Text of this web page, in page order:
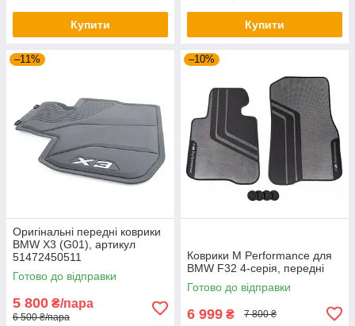
Купити Купити
–11%
Оригінальні передні коврики
BMW X3 (G01), артикул
51472450511
Готово до відправки
5 800 ₴/пара
6 500 ₴/пара
–10%
Коврики M Performance для
BMW F32 4-серія, передні
Готово до відправки
6 999 ₴ 7 800 ₴